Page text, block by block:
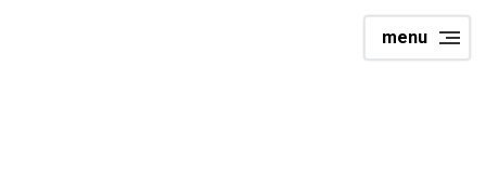
menu